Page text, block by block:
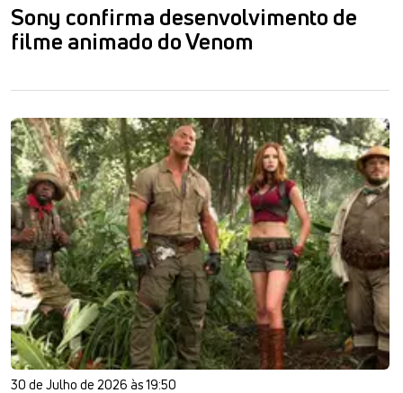
Sony confirma desenvolvimento de
filme animado do Venom
30 de Julho de 2026 às 19:50